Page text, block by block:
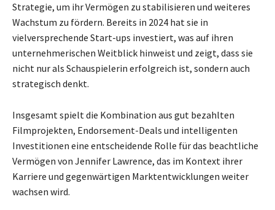
Strategie, um ihr Vermögen zu stabilisieren und weiteres
Wachstum zu fördern. Bereits in 2024 hat sie in
vielversprechende Start-ups investiert, was auf ihren
unternehmerischen Weitblick hinweist und zeigt, dass sie
nicht nur als Schauspielerin erfolgreich ist, sondern auch
strategisch denkt.
Insgesamt spielt die Kombination aus gut bezahlten
Filmprojekten, Endorsement-Deals und intelligenten
Investitionen eine entscheidende Rolle für das beachtliche
Vermögen von Jennifer Lawrence, das im Kontext ihrer
Karriere und gegenwärtigen Marktentwicklungen weiter
wachsen wird.